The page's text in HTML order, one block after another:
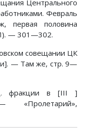
Центрального
Февраль
половина
— 301—302.
совещании ЦК
— Там же, стр. 9—
фракции в [III ]
«Пролетарий»,